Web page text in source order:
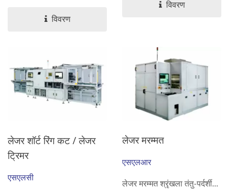
विवरण
विवरण
लेजर शॉर्ट रिंग कट / लेजर
ट्रिमर
एसएलसी
लेजर मरम्मत
एसएलआर
लेजर मरम्मत श्रृंखला तंतु-पर्दर्शी...